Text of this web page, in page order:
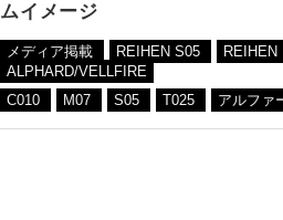
ムイメージ
メディア掲載 REIHEN S05 REIHEN
ALPHARD/VELLFIRE
C010
M07 S05 T025 アルファ